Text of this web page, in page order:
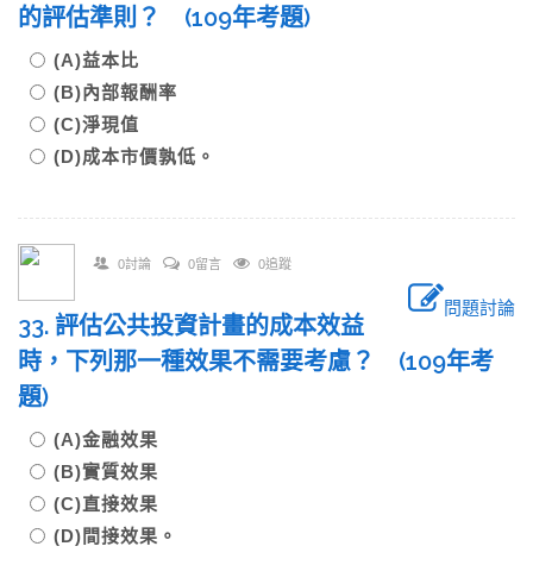
的評估準則？ (109年考題)
(A)益本比
(B)內部報酬率
(C)淨現值
(D)成本市價孰低。
0討論 0留言 0追蹤
問題討論
33. 評估公共投資計畫的成本效益
時，下列那一種效果不需要考慮？ (109年考
題)
(A)金融效果
(B)實質效果
(C)直接效果
(D)間接效果。